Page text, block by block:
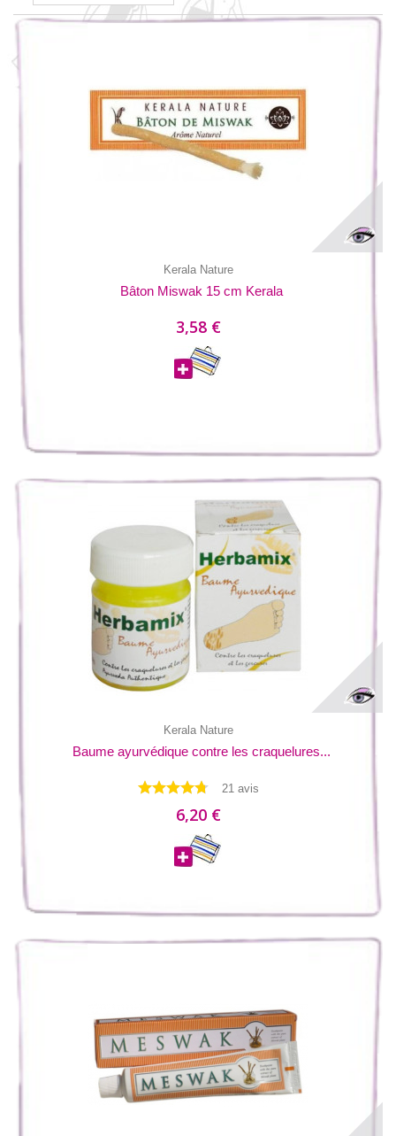
Kerala Nature
Bâton Miswak 15 cm Kerala
3,58 €
Kerala Nature
Baume ayurvédique contre les craquelures...
21 avis
6,20 €